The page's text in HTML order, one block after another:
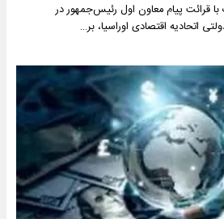
قرائت پیام معاون اول رئیس‌جمهور در
اتحادیه اقتصادی اوراسیا، بر…